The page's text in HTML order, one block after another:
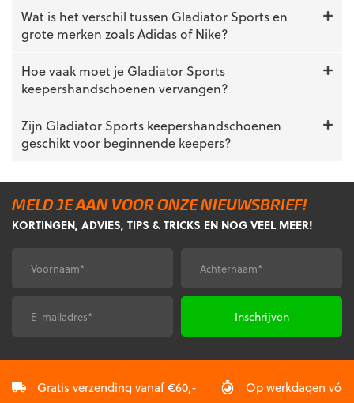
Wat is het verschil tussen Gladiator Sports en
grote merken zoals Adidas of Nike?
Hoe vaak moet je Gladiator Sports
keepershandschoenen vervangen?
Zijn Gladiator Sports keepershandschoenen
geschikt voor beginnende keepers?
MELD JE AAN VOOR ONZE NIEUWSBRIEF!
KORTINGEN, ADVIES, TIPS & TRICKS EN NOG VEEL MEER!
Voornaam* Achternaam*
Gratis verzending vanaf €60,- Op werkdagen